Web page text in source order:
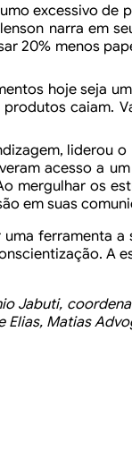
excessivo de
narra em
20% menos
hoje seja
caiam.
liderou o
acesso a um
mergulhar os
em suas
ferramenta a
A
Jabuti,
Elias, Matias